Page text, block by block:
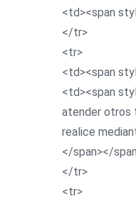
<td><span
</tr>
<tr>
<td><span
<td><span
atender otros
realice
</span></
</tr>
<tr>